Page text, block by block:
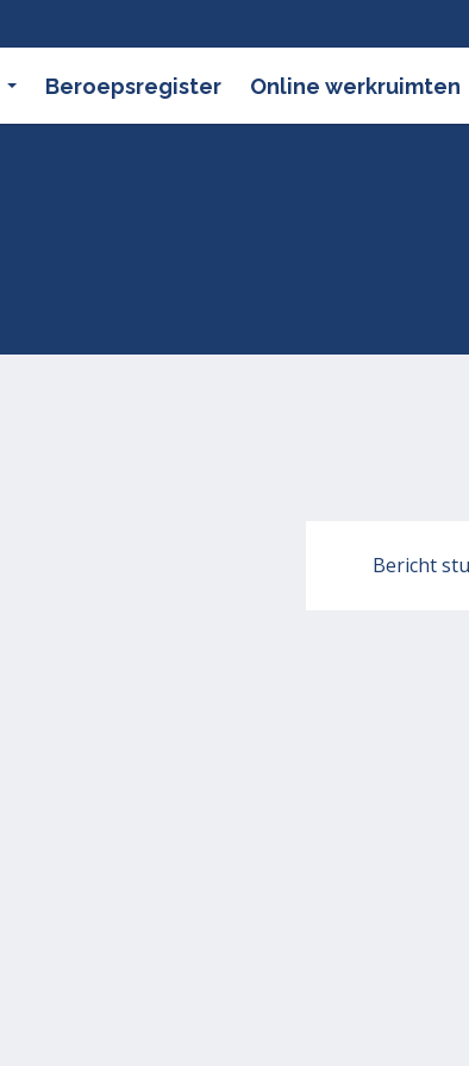
Beroepsregister Online werkruimten
Bericht